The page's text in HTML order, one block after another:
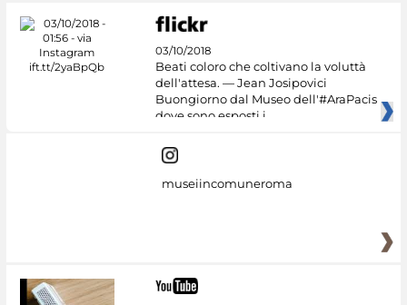
03/10/2018
Beati coloro che coltivano la voluttà
dell'attesa. — Jean Josipovici
Buongiorno dal Museo dell'#AraPacis
dove sono esposti i
museiincomuneroma